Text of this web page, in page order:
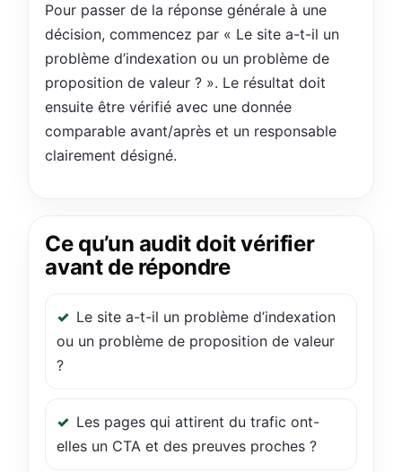
Pour passer de la réponse générale à une
décision, commencez par « Le site a-t-il un
problème d’indexation ou un problème de
proposition de valeur ? ». Le résultat doit
ensuite être vérifié avec une donnée
comparable avant/après et un responsable
clairement désigné.
Ce qu’un audit doit vérifier
avant de répondre
Le site a-t-il un problème d’indexation
ou un problème de proposition de valeur
?
Les pages qui attirent du trafic ont-
elles un CTA et des preuves proches ?